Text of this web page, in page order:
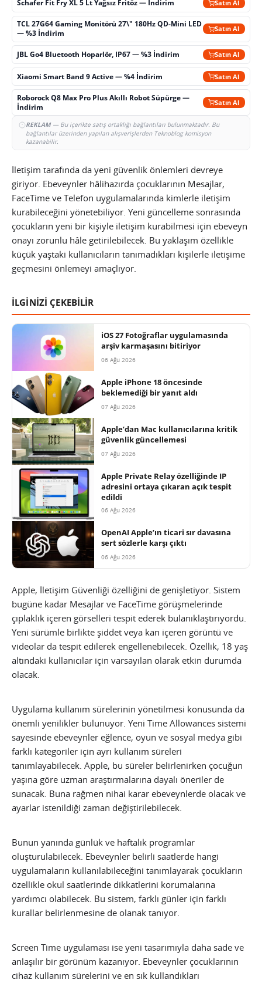
Schafer Fit Fry XL 5 Lt Yağsız Fritöz — İndirim Satın Al
TCL 27G64 Gaming Monitörü 27\" 180Hz QD-Mini LED
— %3 İndirim
Satın Al
JBL Go4 Bluetooth Hoparlör, IP67 — %3 İndirim Satın Al
Xiaomi Smart Band 9 Active — %4 İndirim Satın Al
Roborock Q8 Max Pro Plus Akıllı Robot Süpürge —
İndirim
Satın Al
REKLAM— Bu içerikte satış ortaklığı bağlantıları bulunmaktadır. Bu
bağlantılar üzerinden yapılan alışverişlerden Teknoblog komisyon
kazanabilir.
İletişim tarafında da yeni güvenlik önlemleri devreye
giriyor. Ebeveynler hâlihazırda çocuklarının Mesajlar,
FaceTime ve Telefon uygulamalarında kimlerle iletişim
kurabileceğini yönetebiliyor. Yeni güncelleme sonrasında
çocukların yeni bir kişiyle iletişim kurabilmesi için ebeveyn
onayı zorunlu hâle getirilebilecek. Bu yaklaşım özellikle
küçük yaştaki kullanıcıların tanımadıkları kişilerle iletişime
geçmesini önlemeyi amaçlıyor.
İLGİNİZİ ÇEKEBİLİR
iOS 27 Fotoğraflar uygulamasında
arşiv karmaşasını bitiriyor
06 Ağu 2026
Apple iPhone 18 öncesinde
beklemediği bir yanıt aldı
07 Ağu 2026
Apple’dan Mac kullanıcılarına kritik
güvenlik güncellemesi
07 Ağu 2026
Apple Private Relay özelliğinde IP
adresini ortaya çıkaran açık tespit
edildi
06 Ağu 2026
OpenAI Apple’ın ticari sır davasına
sert sözlerle karşı çıktı
06 Ağu 2026
Apple, İletişim Güvenliği özelliğini de genişletiyor. Sistem
bugüne kadar Mesajlar ve FaceTime görüşmelerinde
çıplaklık içeren görselleri tespit ederek bulanıklaştırıyordu.
Yeni sürümle birlikte şiddet veya kan içeren görüntü ve
videolar da tespit edilerek engellenebilecek. Özellik, 18 yaş
altındaki kullanıcılar için varsayılan olarak etkin durumda
olacak.
Uygulama kullanım sürelerinin yönetilmesi konusunda da
önemli yenilikler bulunuyor. Yeni Time Allowances sistemi
sayesinde ebeveynler eğlence, oyun ve sosyal medya gibi
farklı kategoriler için ayrı kullanım süreleri
tanımlayabilecek. Apple, bu süreler belirlenirken çocuğun
yaşına göre uzman araştırmalarına dayalı öneriler de
sunacak. Buna rağmen nihai karar ebeveynlerde olacak ve
ayarlar istenildiği zaman değiştirilebilecek.
Bunun yanında günlük ve haftalık programlar
oluşturulabilecek. Ebeveynler belirli saatlerde hangi
uygulamaların kullanılabileceğini tanımlayarak çocukların
özellikle okul saatlerinde dikkatlerini korumalarına
yardımcı olabilecek. Bu sistem, farklı günler için farklı
kurallar belirlenmesine de olanak tanıyor.
Screen Time uygulaması ise yeni tasarımıyla daha sade ve
anlaşılır bir görünüm kazanıyor. Ebeveynler çocuklarının
cihaz kullanım sürelerini ve en sık kullandıkları